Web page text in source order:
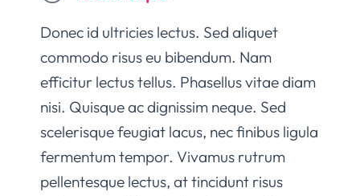
Donec id ultricies lectus. Sed aliquet
commodo risus eu bibendum. Nam
efficitur lectus tellus. Phasellus vitae diam
nisi. Quisque ac dignissim neque. Sed
scelerisque feugiat lacus, nec finibus ligula
fermentum tempor. Vivamus rutrum
pellentesque lectus, at tincidunt risus